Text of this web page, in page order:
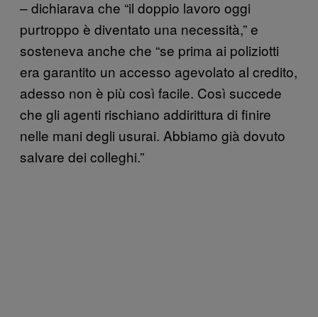
– dichiarava che “il doppio lavoro oggi
purtroppo è diventato una necessità,” e
sosteneva anche che “se prima ai poliziotti
era garantito un accesso agevolato al credito,
adesso non è più così facile. Così succede
che gli agenti rischiano addirittura di finire
nelle mani degli usurai. Abbiamo già dovuto
salvare dei colleghi.”